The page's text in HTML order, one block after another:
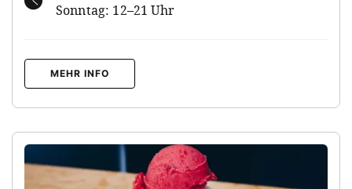
Sonntag: 12–21 Uhr
MEHR INFO